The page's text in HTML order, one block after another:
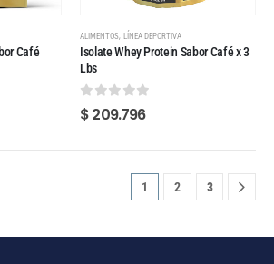
Café
ALIMENTOS, LÍNEA DEPORTIVA
Isolate Whey Protein Sabor Café x 3
Lbs
0 out of 5
$209.796
1 2 3